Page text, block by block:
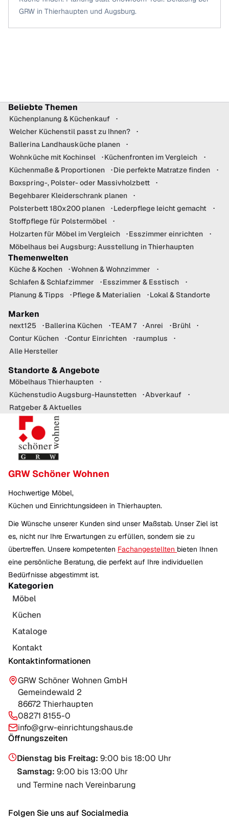
GRW in Thierhaupten und Augsburg.
Beliebte Themen
Küchenplanung & Küchenkauf
Welcher Küchenstil passt zu Ihnen?
Ballerina Landhausküche planen
Wohnküche mit Kochinsel
Küchenfronten im Vergleich
Küchenmaße & Proportionen
Die perfekte Matratze finden
Boxspring-, Polster- oder Massivholzbett
Begehbarer Kleiderschrank planen
Polsterbett 180x200 planen
Lederpflege leicht gemacht
Stoffpflege für Polstermöbel
Holzarten für Möbel im Vergleich
Esszimmer einrichten
Möbelhaus bei Augsburg: Ausstellung in Thierhaupten
Themenwelten
Küche & Kochen
Wohnen & Wohnzimmer
Schlafen & Schlafzimmer
Esszimmer & Esstisch
Planung & Tipps
Pflege & Materialien Lokal & Standorte
Marken
next125 Ballerina Küchen TEAM 7 Anrei
Brühl
Contur Küchen
Contur Einrichten
raumplus
Alle Hersteller
Standorte & Angebote
Möbelhaus Thierhaupten
Küchenstudio Augsburg-Haunstetten
Abverkauf
Ratgeber & Aktuelles
GRW Schöner Wohnen
Hochwertige Möbel,
Küchen und Einrichtungsideen in Thierhaupten.
Die Wünsche unserer Kunden sind unser Maßstab. Unser Ziel ist
es, nicht nur Ihre Erwartungen zu erfüllen, sondern sie zu
übertreffen. Unsere kompetenten Fachangestellten bieten Ihnen
eine persönliche Beratung, die perfekt auf Ihre individuellen
Bedürfnisse abgestimmt ist.
Kategorien
Möbel
Küchen
Kataloge
Kontakt
Kontaktinformationen
GRW Schöner Wohnen GmbH
Gemeindewald 2
86672 Thierhaupten
08271 8155-0
info@grw-einrichtungshaus.de
Öffnungszeiten
Dienstag bis Freitag: 9:00 bis 18:00 Uhr
Samstag: 9:00 bis 13:00 Uhr
und Termine nach Vereinbarung
Folgen Sie uns auf Socialmedia